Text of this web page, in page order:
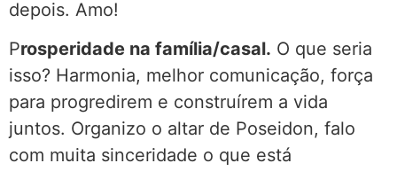
depois. Amo!
Prosperidade na família/casal. O que seria
isso? Harmonia, melhor comunicação, força
para progredirem e construírem a vida
juntos. Organizo o altar de Poseidon, falo
com muita sinceridade o que está